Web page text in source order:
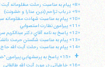
«8» پيام به مناسبت رحلت مظلومانه آيت الله آذري قمي (ره)
«9» در باب تزاحم (دين، مدارا و خشونت)
«10» پيام به مناسبت شهادت مظلومانه سپهبد صياد شيرازي
«11» پيرامون نظارت استصوابي
«12» پاسخ به نامه آقاي دكتر عبدالكريم سروش (1)
«13» پيام به مناسبت شكستن حرمت دانشگاه و دانشجو
«14» پپام به مناسبت رحلت آيت الله حاج آقا مهدي حائري (ره)
+
«15» پاسخ به پرسشهايي پيرامون "خشونت يا تسامح و تساهل"
«16» خاطراتي در مورد آيت الله طالقاني